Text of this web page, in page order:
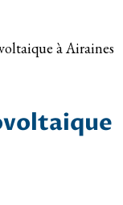
à Airaines